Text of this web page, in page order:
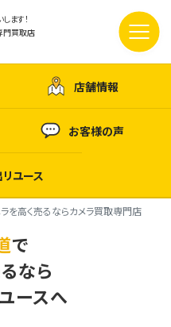
ます！
門買取店
店舗情報
お客様の声
ユース
を高く売るならカメラ買取専門店
で
なら
ースへ